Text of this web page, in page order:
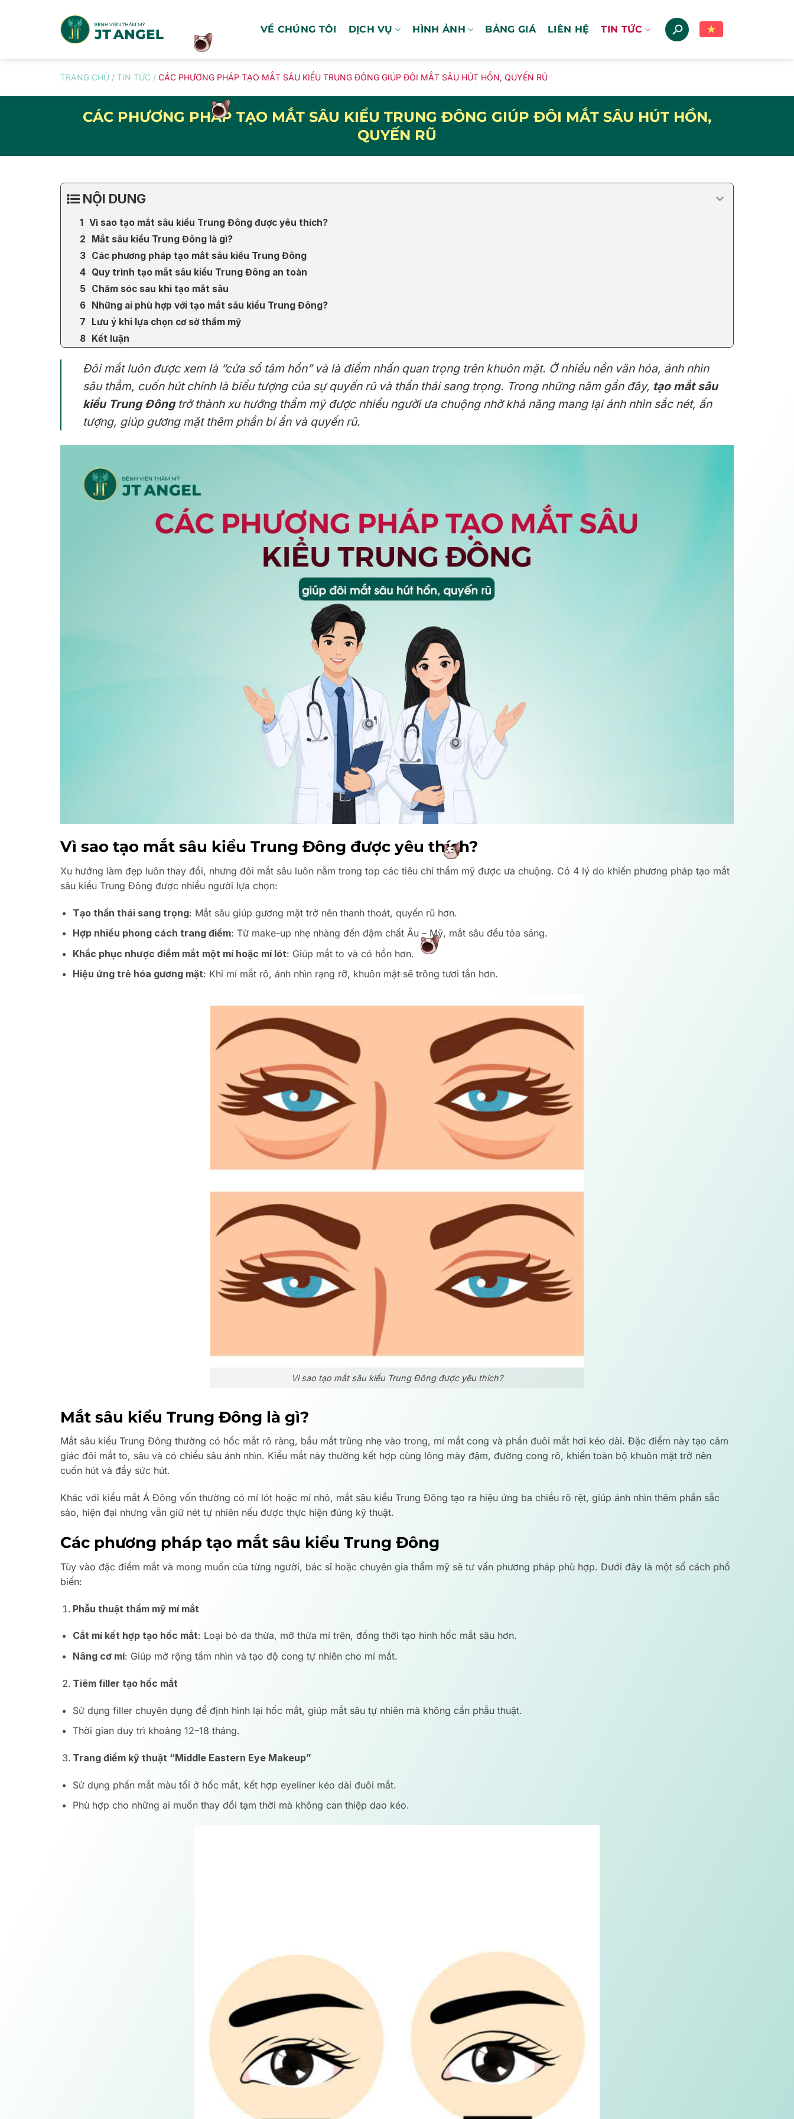
VỀ CHÚNG TÔI DỊCH VỤ HÌNH ẢNH BẢNG GIÁ LIÊN HỆ TIN TỨC
TRANG CHỦ / TIN TỨC / CÁC PHƯƠNG PHÁP TẠO MẮT SÂU KIỂU TRUNG ĐÔNG GIÚP ĐÔI MẮT SÂU HÚT HỒN, QUYẾN RŨ
CÁC PHƯƠNG PHÁP TẠO MẮT SÂU KIỂU TRUNG ĐÔNG GIÚP ĐÔI MẮT SÂU HÚT HỒN,
QUYẾN RŨ
NỘI DUNG
Vì sao tạo mắt sâu kiểu Trung Đông được yêu thích?
Mắt sâu kiểu Trung Đông là gì?
Các phương pháp tạo mắt sâu kiểu Trung Đông
Quy trình tạo mắt sâu kiểu Trung Đông an toàn
Chăm sóc sau khi tạo mắt sâu
Những ai phù hợp với tạo mắt sâu kiểu Trung Đông?
Lưu ý khi lựa chọn cơ sở thẩm mỹ
Kết luận
Đôi mắt luôn được xem là “cửa sổ tâm hồn” và là điểm nhấn quan trọng trên khuôn mặt. Ở nhiều nền văn hóa, ánh nhìn
sâu thẳm, cuốn hút chính là biểu tượng của sự quyến rũ và thần thái sang trọng. Trong những năm gần đây, tạo mắt sâu
kiểu Trung Đôngtrở thành xu hướng thẩm mỹ được nhiều người ưa chuộng nhờ khả năng mang lại ánh nhìn sắc nét, ấn
tượng, giúp gương mặt thêm phần bí ẩn và quyến rũ.
Vì sao tạo mắt sâu kiểu Trung Đông được yêu thích?
Xu hướng làm đẹp luôn thay đổi, nhưng đôi mắt sâu luôn nằm trong top các tiêu chí thẩm mỹ được ưa chuộng. Có 4 lý do khiến phương pháp tạo mắt
sâu kiểu Trung Đông được nhiều người lựa chọn:
Tạo thần thái sang trọng: Mắt sâu giúp gương mặt trở nên thanh thoát, quyến rũ hơn.
Hợp nhiều phong cách trang điểm: Từ make-up nhẹ nhàng đến đậm chất Âu – Mỹ, mắt sâu đều tỏa sáng.
Khắc phục nhược điểm mắt một mí hoặc mí lót: Giúp mắt to và có hồn hơn.
Hiệu ứng trẻ hóa gương mặt: Khi mí mắt rõ, ánh nhìn rạng rỡ, khuôn mặt sẽ trông tươi tắn hơn.
Vì sao tạo mắt sâu kiểu Trung Đông được yêu thích?
Mắt sâu kiểu Trung Đông là gì?
Mắt sâu kiểu Trung Đông thường có hốc mắt rõ ràng, bầu mắt trũng nhẹ vào trong, mí mắt cong và phần đuôi mắt hơi kéo dài. Đặc điểm này tạo cảm
giác đôi mắt to, sâu và có chiều sâu ánh nhìn. Kiểu mắt này thường kết hợp cùng lông mày đậm, đường cong rõ, khiến toàn bộ khuôn mặt trở nên
cuốn hút và đầy sức hút.
Khác với kiểu mắt Á Đông vốn thường có mí lót hoặc mí nhỏ, mắt sâu kiểu Trung Đông tạo ra hiệu ứng ba chiều rõ rệt, giúp ánh nhìn thêm phần sắc
sảo, hiện đại nhưng vẫn giữ nét tự nhiên nếu được thực hiện đúng kỹ thuật.
Các phương pháp tạo mắt sâu kiểu Trung Đông
Tùy vào đặc điểm mắt và mong muốn của từng người, bác sĩ hoặc chuyên gia thẩm mỹ sẽ tư vấn phương pháp phù hợp. Dưới đây là một số cách phổ
biến:
Phẫu thuật thẩm mỹ mí mắt
Cắt mí kết hợp tạo hốc mắt: Loại bỏ da thừa, mỡ thừa mí trên, đồng thời tạo hình hốc mắt sâu hơn.
Nâng cơ mí: Giúp mở rộng tầm nhìn và tạo độ cong tự nhiên cho mí mắt.
Tiêm filler tạo hốc mắt
Sử dụng filler chuyên dụng để định hình lại hốc mắt, giúp mắt sâu tự nhiên mà không cần phẫu thuật.
Thời gian duy trì khoảng 12–18 tháng.
Trang điểm kỹ thuật “Middle Eastern Eye Makeup”
Sử dụng phấn mắt màu tối ở hốc mắt, kết hợp eyeliner kéo dài đuôi mắt.
Phù hợp cho những ai muốn thay đổi tạm thời mà không can thiệp dao kéo.